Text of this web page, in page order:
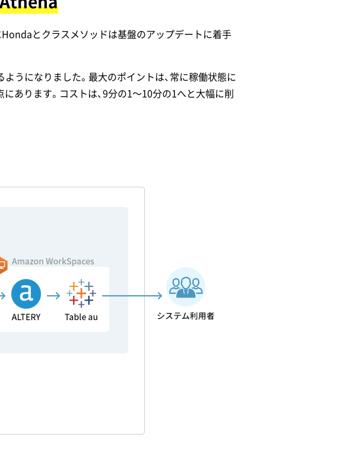
とクラスメソッドは基盤のアップデートに着手
うになりました。最大のポイントは、常に稼働状態に
あります。コストは、9分の1〜10分の1へと大幅に削